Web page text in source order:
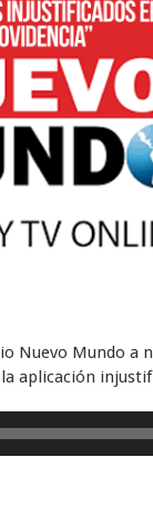
Nuevo Mundo a
aplicación